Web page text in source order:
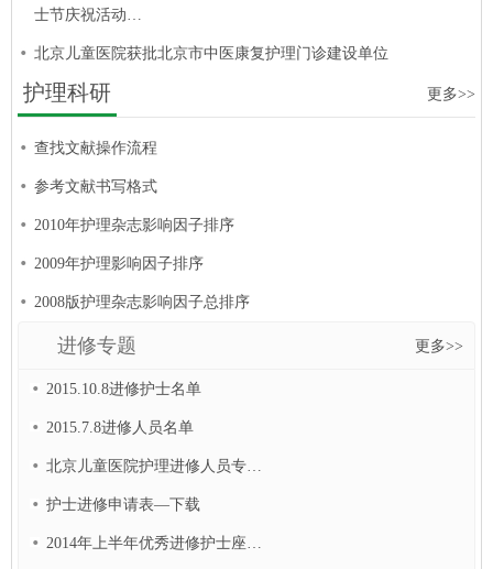
士节庆祝活动…
北京儿童医院获批北京市中医康复护理门诊建设单位
更多>>
护理科研
查找文献操作流程
参考文献书写格式
2010年护理杂志影响因子排序
2009年护理影响因子排序
2008版护理杂志影响因子总排序
更多>>
进修专题
2015.10.8进修护士名单
2015.7.8进修人员名单
北京儿童医院护理进修人员专…
护士进修申请表—下载
2014年上半年优秀进修护士座…